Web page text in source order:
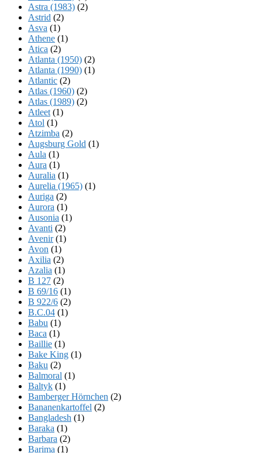
Astra (1983) (2)
Astrid (2)
Asva (1)
Athene (1)
Atica (2)
Atlanta (1950) (2)
Atlanta (1990) (1)
Atlantic (2)
Atlas (1960) (2)
Atlas (1989) (2)
Atleet (1)
Atol (1)
Atzimba (2)
Augsburg Gold (1)
Aula (1)
Aura (1)
Auralia (1)
Aurelia (1965) (1)
Auriga (2)
Aurora (1)
Ausonia (1)
Avanti (2)
Avenir(1)
Avon (1)
Axilia (2)
Azalia (1)
B 127 (2)
B 69/16 (1)
B 922/6 (2)
B.C.04 (1)
Babu (1)
Baca (1)
Baillie (1)
Bake King (1)
Baku (2)
Balmoral (1)
Baltyk (1)
Bamberger Hörnchen (2)
Bananenkartoffel (2)
Bangladesh (1)
Baraka (1)
Barbara (2)
Barima (1)